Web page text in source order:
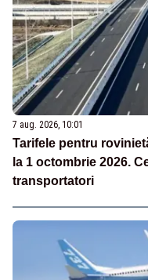
7 aug. 2026, 10:01
Tarifele pentru
la 1 octombrie 2026.
transportatori